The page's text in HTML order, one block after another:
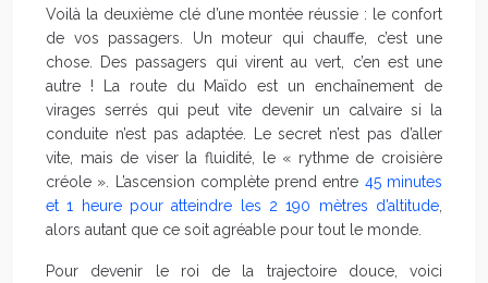
Voilà la deuxième clé d’une montée réussie : le confort
de vos passagers. Un moteur qui chauffe, c’est une
chose. Des passagers qui virent au vert, c’en est une
autre ! La route du Maïdo est un enchaînement de
virages serrés qui peut vite devenir un calvaire si la
conduite n’est pas adaptée. Le secret n’est pas d’aller
vite, mais de viser la fluidité, le « rythme de croisière
créole ». L’ascension complète prend entre 45 minutes
et 1 heure pour atteindre les 2 190 mètres d’altitude
alors autant que ce soit agréable pour tout le monde.
Pour devenir le roi de la trajectoire douce, voici